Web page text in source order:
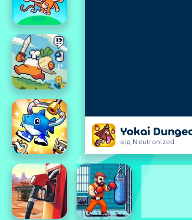
Yokai
від Neutronized